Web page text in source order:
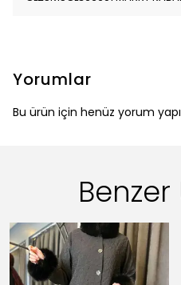
Yorumlar
Bu ürün için henüz yorum